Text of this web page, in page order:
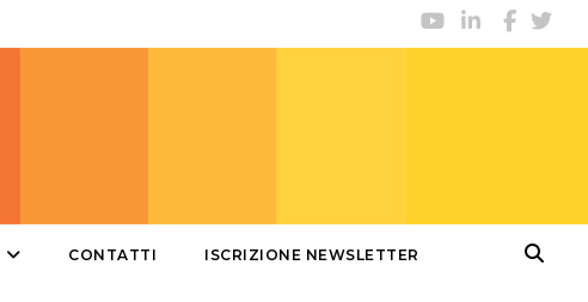
CONTATTI ISCRIZIONE NEWSLETTER